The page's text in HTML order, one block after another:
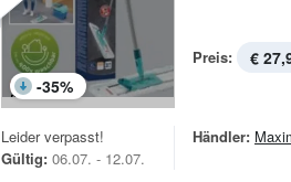
-35%
Preis: €
Leider verpasst!
Gültig: 06.07. - 12.07.
Händler: